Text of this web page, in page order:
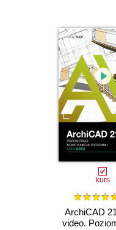
kurs
ArchiCAD
video.